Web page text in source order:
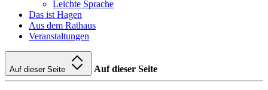
Leichte Sprache
Das ist Hagen
Aus dem Rathaus
Veranstaltungen
Auf dieser Seite Auf dieser Seite